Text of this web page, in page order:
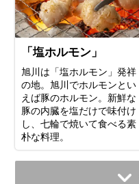
「塩ホルモン」
旭川は「塩ホルモン」発祥
の地。旭川でホルモンとい
えば豚のホルモン。新鮮な
豚の内臓を塩だけで味付け
し、七輪で焼いて食べる素
朴な料理。